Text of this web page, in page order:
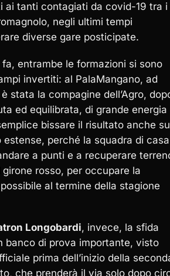
ai tanti contagiati da covid-19 tra i
negli ultimi tempi
diverse gare posticipate.
entrambe le formazioni si sono
invertiti: al PalaMangano, ad
stata la compagine dell’Agro,
ed equilibrata, di grande energia
bissare il risultato anche
perché la squadra di casa
a punti e a recuperare
rosso, per occupare la
al termine della stagione
Longobardi, invece, la sfida
banco di prova importante, visto
prima dell’inizio della
che prenderà il via solo dopo